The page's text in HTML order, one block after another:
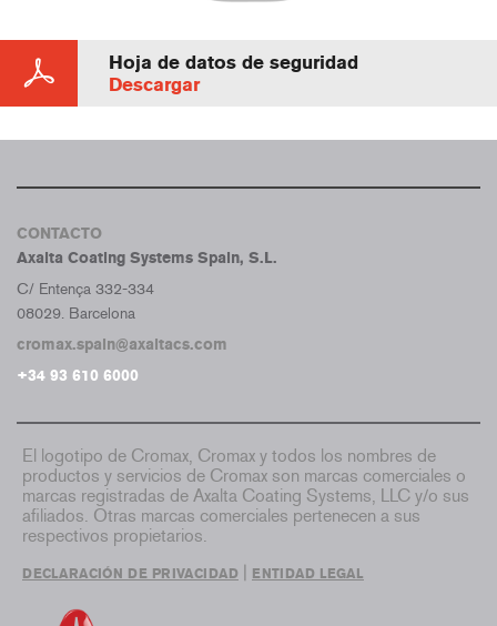
Hoja de datos de seguridad
Descargar
CONTACTO
Axalta Coating Systems Spain, S.L.
C/ Entença 332-334
08029. Barcelona
cromax.spain@axaltacs.com
+34 93 610 6000
El logotipo de Cromax, Cromax y todos los nombres de
productos y servicios de Cromax son marcas comerciales o
marcas registradas de Axalta Coating Systems, LLC y/o sus
afiliados. Otras marcas comerciales pertenecen a sus
respectivos propietarios.
DECLARACIÓN DE PRIVACIDAD ENTIDAD LEGAL